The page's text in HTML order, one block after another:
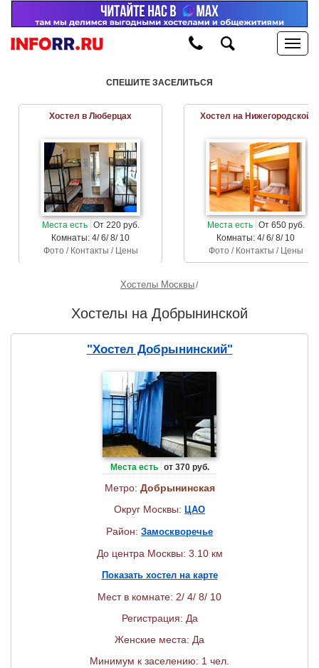
СПЕШИТЕ ЗАСЕЛИТЬСЯ
Хостел в Люберцах
Места есть От 220 руб.
Комнаты: 4/ 6/ 8/ 10
Фото / Контакты / Цены
Хостел на Нижегородской
Места есть От 650 руб.
Комнаты: 4/ 6/ 8/ 10
Фото / Контакты / Цены
Хостелы Москвы
Хостелы на Добрынинской
"Хостел Добрынинский"
Места есть от 370 руб.
Метро: Добрынинская
Округ Москвы: ЦАО
Район: Замоскворечье
До центра Москвы: 3.10 км
Показать хостел на карте
Мест в комнате: 2/ 4/ 8/ 10
Регистрация: Да
Женские места: Да
Минимум к заселению: 1 чел.